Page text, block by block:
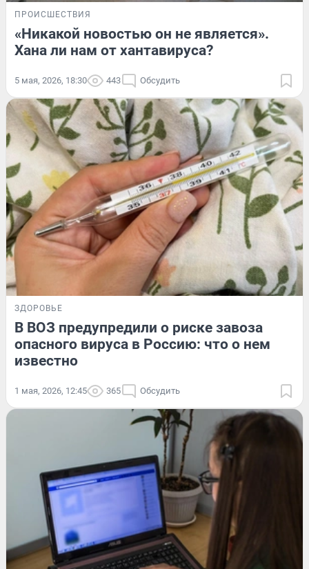
ПРОИСШЕСТВИЯ
«Никакой новостью он не является».
Хана ли нам от хантавируса?
5 мая, 2026, 18:30 443 Обсудить
ЗДОРОВЬЕ
В ВОЗ предупредили о риске завоза
опасного вируса в Россию: что о нем
известно
1 мая, 2026, 12:45 365 Обсудить